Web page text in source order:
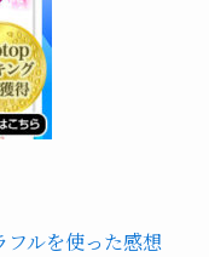
ルを使った感想